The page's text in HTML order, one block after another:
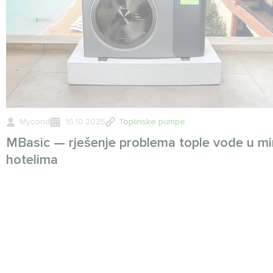
Mycond 16.10.2025 Toplinske pumpe
MBasic — rješenje problema tople vode u
hotelima